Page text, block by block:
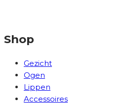
Shop
Gezicht
Ogen
Lippen
Accessoires